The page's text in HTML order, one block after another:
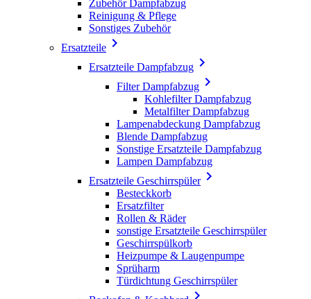
Zubehör Dampfabzug
Reinigung & Pflege
Sonstiges Zubehör
Ersatzteile 
Ersatzteile Dampfabzug 
Filter Dampfabzug 
Kohlefilter Dampfabzug
Metalfilter Dampfabzug
Lampenabdeckung Dampfabzug
Blende Dampfabzug
Sonstige Ersatzteile Dampfabzug
Lampen Dampfabzug
Ersatzteile Geschirrspüler
Besteckkorb
Ersatzfilter
Rollen & Räder
sonstige Ersatzteile Geschirrspüler
Geschirrspülkorb
Heizpumpe & Laugenpumpe
Sprüharm
Türdichtung Geschirrspüler
